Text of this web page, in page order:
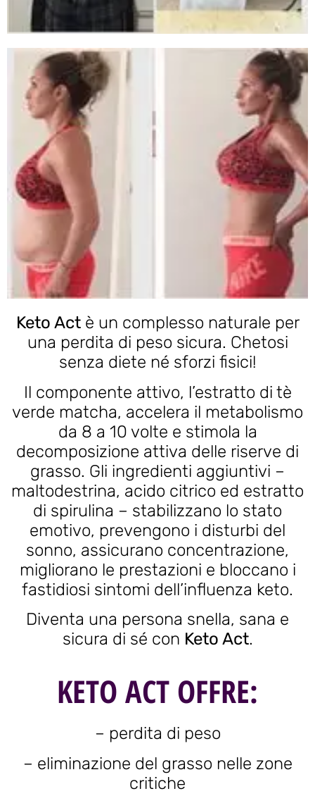
Keto Actè un complesso naturale per
una perdita di peso sicura. Chetosi
senza diete né sforzi fisici!
Il componente attivo, l’estratto di tè
verde matcha, accelera il metabolismo
da 8 a 10 volte e stimola la
decomposizione attiva delle riserve di
grasso. Gli ingredienti aggiuntivi –
maltodestrina, acido citrico ed estratto
di spirulina – stabilizzano lo stato
emotivo, prevengono i disturbi del
sonno, assicurano concentrazione,
migliorano le prestazioni e bloccano i
fastidiosi sintomi dell’influenza keto.
Diventa una persona snella, sana e
sicura di sé con Keto Act.
KETO ACT OFFRE:
– perdita di peso
– eliminazione del grasso nelle zone
critiche